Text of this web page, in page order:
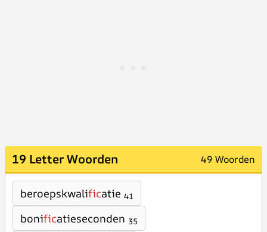
19 Letter Woorden 49 Woorden
beroepskwalificatie 41
bonificatieseconden 35